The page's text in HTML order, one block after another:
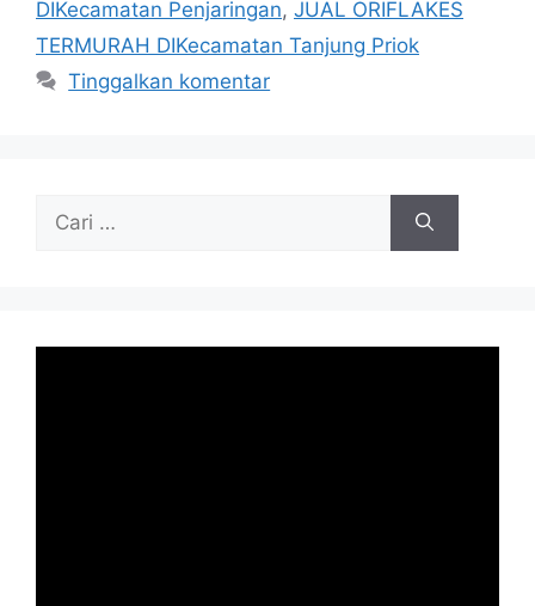
DIKecamatan Penjaringan, JUAL ORIFLAKES
TERMURAH DIKecamatan Tanjung Priok
Tinggalkan komentar
untuk: